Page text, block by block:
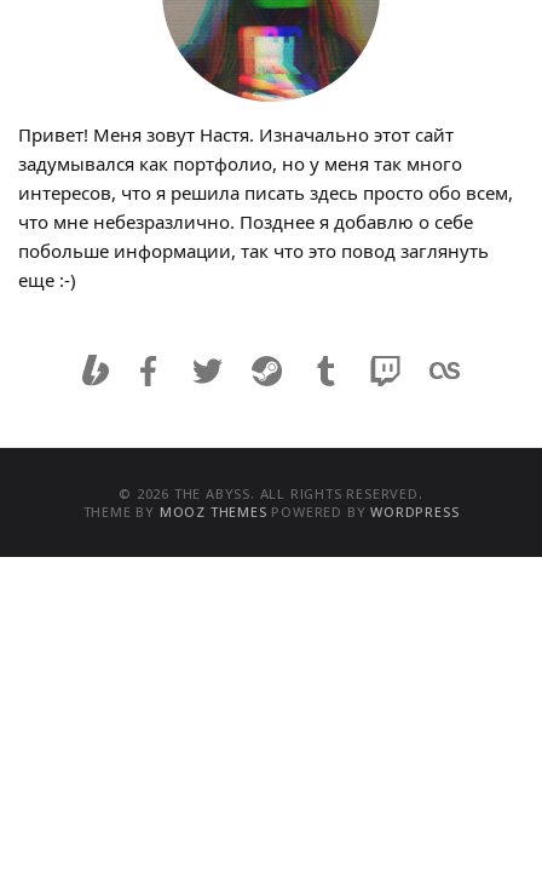
Привет! Меня зовут Настя. Изначально этот сайт
задумывался как портфолио, но у меня так много
интересов, что я решила писать здесь просто обо всем,
что мне небезразлично. Позднее я добавлю о себе
побольше информации, так что это повод заглянуть
еще :-)
© 2026 THE ABYSS. ALL RIGHTS RESERVED.
THEME BY MOOZ THEMES POWERED BYWORDPRESS